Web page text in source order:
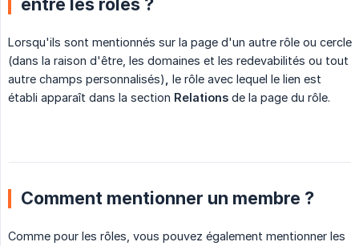
Lorsqu'ils sont mentionnés sur la page d'un autre rôle ou cercle
(dans la raison d'être, les domaines et les redevabilités ou tout
autre champs personnalisés)
le rôle avec lequel le lien est
établi apparaît dans la section Relations de la page du rôle.
Comment mentionner un membre ?
Comme pour les rôles, vous pouvez également mentionner les